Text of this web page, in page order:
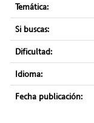
Temática:
Si buscas:
Dificultad:
Idioma:
Fecha publicación: